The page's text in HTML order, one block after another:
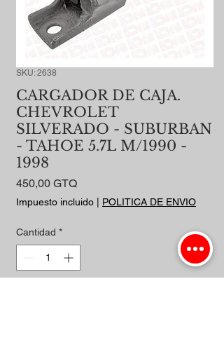
SKU: 2638
CARGADOR DE CAJA.
CHEVROLET
SILVERADO - SUBURBAN
- TAHOE 5.7L M/1990 -
1998
450,00 GTQPrecio
Impuesto incluido POLITICA DE ENVIO
Cantidad *